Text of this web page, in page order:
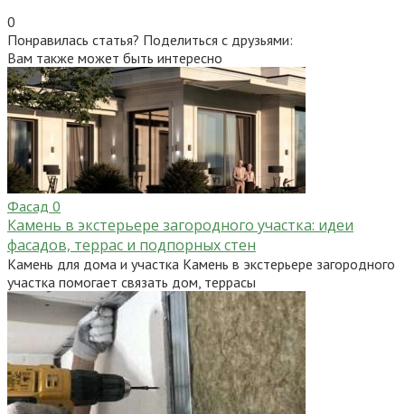
0
Понравилась статья? Поделиться с друзьями:
Вам также может быть интересно
Фасад 0
Камень в экстерьере загородного участка: идеи
фасадов, террас и подпорных стен
Камень для дома и участка Камень в экстерьере загородного
участка помогает связать дом, террасы